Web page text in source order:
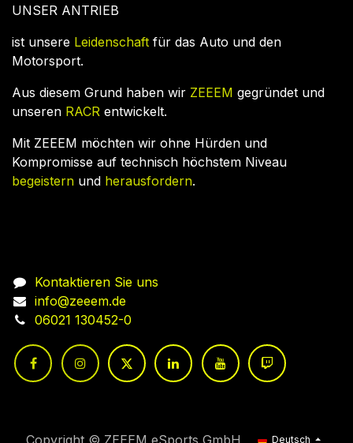
UNSER ANTRIEB
ist unsere Leidenschaft für das Auto und den
Motorsport.
Aus diesem Grund haben wir ZEEEM gegründet und
unseren RACR entwickelt.
Mit ZEEEM möchten wir ohne Hürden und
Kompromisse auf technisch höchstem Niveau
begeistern und herausfordern.
Kontaktieren Sie uns
info@zeeem.de
06021 130452-0
Copyright © ZEEEM eSports GmbH Deutsch